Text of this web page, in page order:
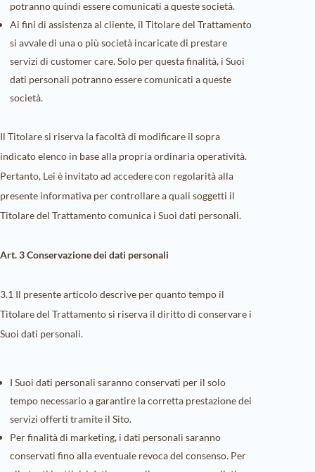
potranno quindi essere comunicati a queste società.
Ai fini di assistenza al cliente, il Titolare del Trattamento
si avvale di una o più società incaricate di prestare
servizi di customer care. Solo per questa finalità, i Suoi
dati personali potranno essere comunicati a queste
società.
Il Titolare si riserva la facoltà di modificare il sopra
indicato elenco in base alla propria ordinaria operatività.
Pertanto, Lei è invitato ad accedere con regolarità alla
presente informativa per controllare a quali soggetti il
Titolare del Trattamento comunica i Suoi dati personali.
Art. 3 Conservazione dei dati personali
3.1 Il presente articolo descrive per quanto tempo il
Titolare del Trattamento si riserva il diritto di conservare i
Suoi dati personali.
I Suoi dati personali saranno conservati per il solo
tempo necessario a garantire la corretta prestazione dei
servizi offerti tramite il Sito.
Per finalità di marketing, i dati personali saranno
conservati fino alla eventuale revoca del consenso. Per